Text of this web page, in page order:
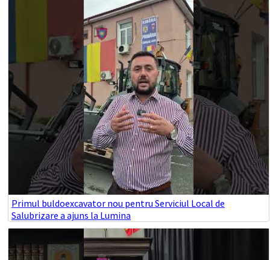
Primul buldoexcavator nou pentru Serviciul Local de
Salubrizare a ajuns la Lumina